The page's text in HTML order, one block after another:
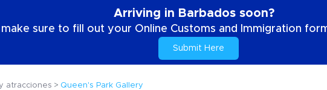
Arriving in Barbados soon?
make sure to fill out your Online Customs and Immigration
Submit Here
atracciones Queen's Park Gallery